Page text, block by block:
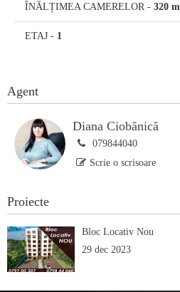
ÎNĂLȚIMEA CAMERELOR - 320 m
ETAJ - 1
Agent
Diana Ciobănică
079844040
Scrie o scrisoare
Proiecte
Bloc Locativ Nou
29 dec 2023